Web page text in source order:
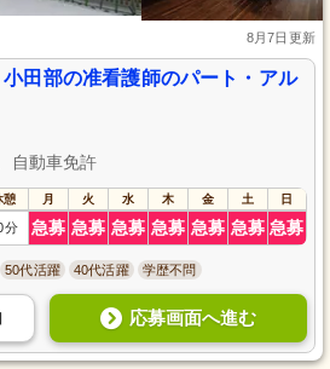
8月7日更新
田部の准看護師のパート・アル
自動車免許
憩 月 火 水 木 金 土 日
分 急募 急募 急募 急募 急募 急募 急募
50代活躍 40代活躍 学歴不問
応募画面へ進む